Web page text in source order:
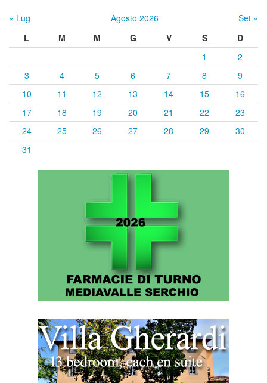
« Lug Agosto 2026
Set »
L
M M G V S
D
1
2
3
4 5 6 7 8
9
10
11 12 13 14 15
16
17
18 19 20 21 22
23
24
25 26 27 28 29
30
31